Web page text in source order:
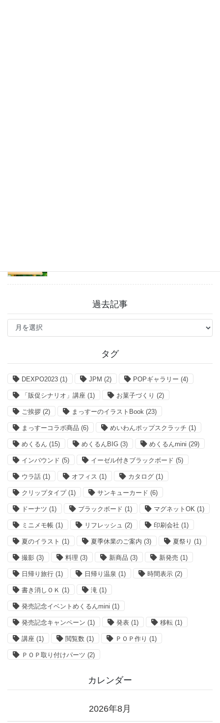
過去記事
過
記
タグ
DEXPO2023 (1) JPM (2) POPギャラリー (4)
「販促シナリオ」講座 (1) お菓子づくり (2)
ご挨拶 (2) まっすーのイラストBook (23)
まっすーコラボ商品 (6) めいわんポップスクラッチ (1)
めくるん (15) めくるんBIG (3) めくるんmini (29)
インバウンド (5) イーゼル付きブラックボード (5)
ウラ話 (1) オフィス (1) カタログ (1)
クリップタイプ(1) サンキューカード (6)
ドーナツ (1) ブラックボード (1) マグネットOK (1)
ミニメモ帳 (1) リフレッシュ (2) 印刷会社 (1)
夏のイラスト (1) 夏季休業のご案内 (3) 夏祭り (1)
撮影 (3) 料理 (3) 新商品 (3) 新発売 (1)
日帰り旅行 (1) 日帰り温泉 (1) 時間表示 (2)
書き消しＯＫ (1) 滝 (1)
発売記念イベントめくるんmini (1)
発売記念キャンペーン (1) 発表 (1) 移転 (1)
講座 (1) 閲覧数 (1) ＰＯＰ作り (1)
ＰＯＰ取り付けパーツ (2)
カレンダー
2026年8月